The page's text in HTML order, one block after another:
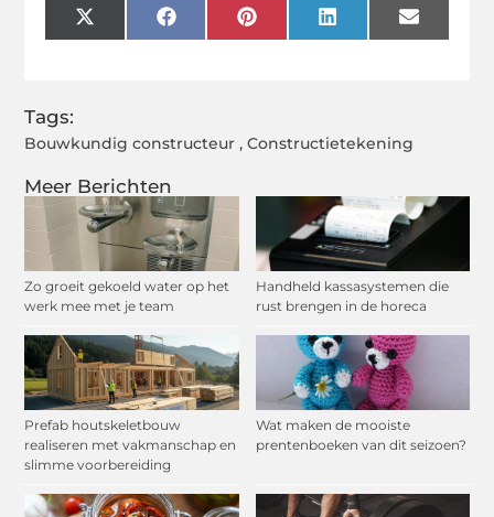
Meer Berichten
Zo groeit gekoeld water op het
werk mee met je team
Handheld kassasystemen die
rust brengen in de horeca
Prefab houtskeletbouw
realiseren met vakmanschap en
slimme voorbereiding
Wat maken de mooiste
prentenboeken van dit seizoen?
X
(Twitter)
FacebookPinterestLinkedInEmail
Tags:
Bouwkundig constructeur ,Constructietekening